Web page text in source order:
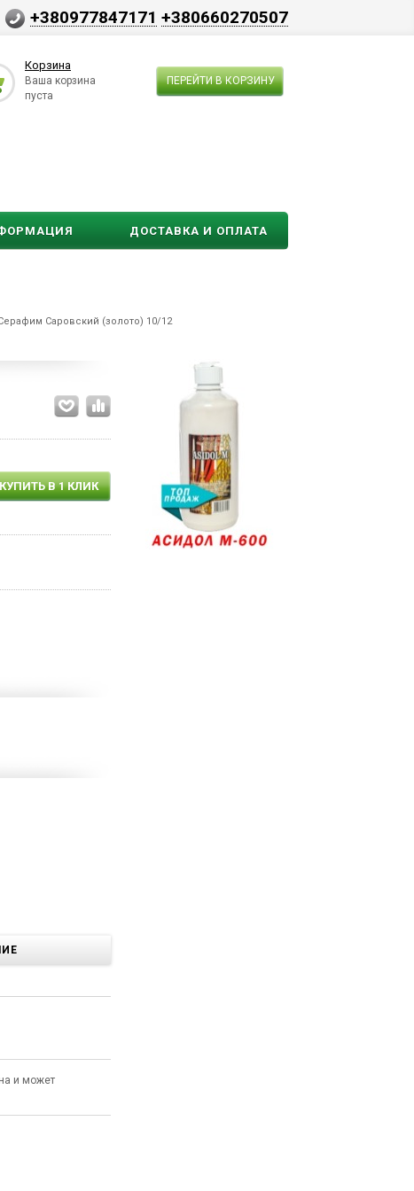
+380977847171 +380660270507
Корзина
Ваша корзина
пуста
ПЕРЕЙТИ В КОРЗИНУ
ДОСТАВКА И ОПЛАТА
Саровский (золото) 10/12
КУПИТЬ В 1 КЛИК
и может